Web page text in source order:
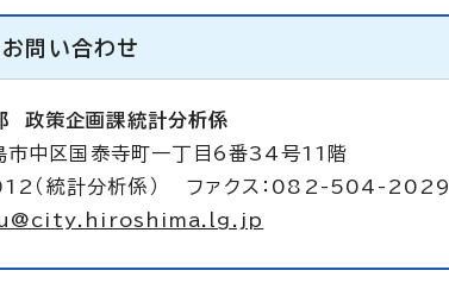
お問い合わせ
政策企画課統計分析係
区国泰寺町一丁目6番34号11階
（統計分析係） ファクス：082-504-2029